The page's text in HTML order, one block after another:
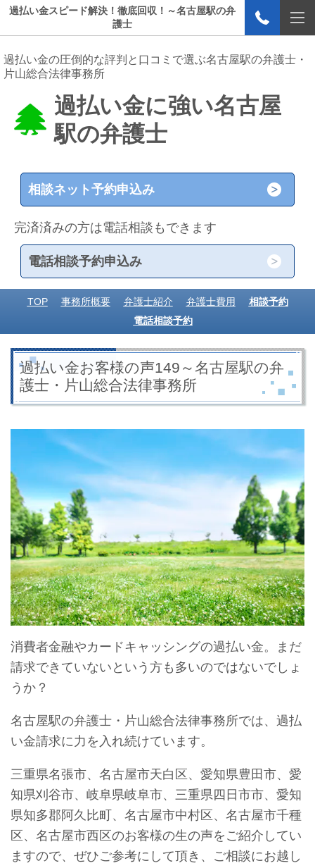
過払い金スピード解決！徹底回収！～名古屋駅の弁
護士
過払い金の圧倒的な評判と口コミで選ぶ名古屋駅の弁護士・
片山総合法律事務所
過払い金に強い名古屋
駅の弁護士
相談ネット予約申込み
完済済みの方は電話相談もできます
電話相談予約申込み
TOP 事務所概要 弁護士紹介 弁護士費用
相談予約
電話相談予約
過払い金お客様の声149～名古屋駅の弁
護士・片山総合法律事務所
消費者金融やカードキャッシングの過払い金。まだ
請求できていないという方も多いのではないでしょ
うか？
名古屋駅の弁護士・片山総合法律事務所では、過払
い金請求に力を入れ続けています。
三重県名張市、名古屋市天白区、愛知県豊田市、愛
知県刈谷市、岐阜県岐阜市、三重県四日市市、愛知
県知多郡阿久比町、名古屋市中村区、名古屋市千種
区、名古屋市西区のお客様の生の声をご紹介してい
ますので、ぜひご参考にして頂き、ご相談にお越し